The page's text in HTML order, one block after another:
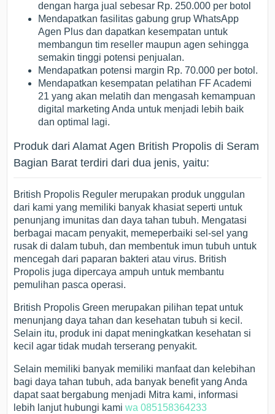
dengan harga jual sebesar Rp. 250.000 per botol
Mendapatkan fasilitas gabung grup WhatsApp
Agen Plus dan dapatkan kesempatan untuk
membangun tim reseller maupun agen sehingga
semakin tinggi potensi penjualan.
Mendapatkan potensi margin Rp. 70.000 per botol.
Mendapatkan kesempatan pelatihan FF Academi
21 yang akan melatih dan mengasah kemampuan
digital marketing Anda untuk menjadi lebih baik
dan optimal lagi.
Produk dari Alamat Agen British Propolis di Seram
Bagian Barat terdiri dari dua jenis, yaitu:
British Propolis Reguler merupakan produk unggulan
dari kami yang memiliki banyak khasiat seperti untuk
penunjang imunitas dan daya tahan tubuh. Mengatasi
berbagai macam penyakit, memeperbaiki sel-sel yang
rusak di dalam tubuh, dan membentuk imun tubuh untuk
mencegah dari paparan bakteri atau virus. British
Propolis juga dipercaya ampuh untuk membantu
pemulihan pasca operasi.
British Propolis Green merupakan pilihan tepat untuk
menunjang daya tahan dan kesehatan tubuh si kecil.
Selain itu, produk ini dapat meningkatkan kesehatan si
kecil agar tidak mudah terserang penyakit.
Selain memiliki banyak memiliki manfaat dan kelebihan
bagi daya tahan tubuh, ada banyak benefit yang Anda
dapat saat bergabung menjadi Mitra kami, informasi
lebih lanjut hubungi kamiwa 085158364233